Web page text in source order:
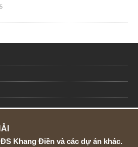
Khang Điền và các dự án khác.